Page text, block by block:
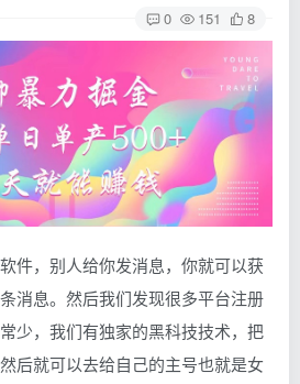
0 151 8
件，别人给你发消息，你就可以获
消息。然后我们发现很多平台注册
少，我们有独家的黑科技技术，把
后就可以去给自己的主号也就是女